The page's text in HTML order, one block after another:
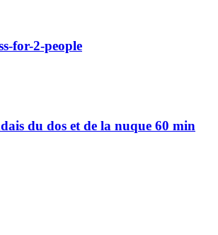
for-2-people
du dos et de la nuque 60 min